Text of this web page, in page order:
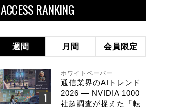
ACCESS RANKING
週間 月間 会員限定
ホワイトペーパー
通信業界のAIトレンド
2026 ― NVIDIA 1000
社超調査が捉えた「転